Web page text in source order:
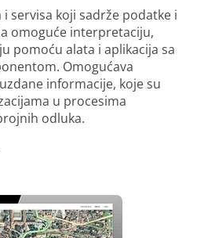
servisa koji sadrže podatke i
omoguće interpretaciju,
pomoću alata i aplikacija sa
Omogućava
informacije, koje su
u procesima
odluka.